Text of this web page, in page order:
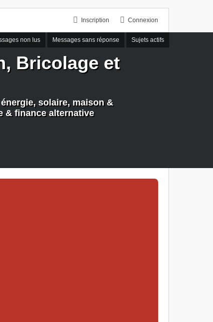
Connexion
Inscription
non lus Messages sans réponse Sujets actifs
Bricolage et
solaire, maison &
& finance alternative